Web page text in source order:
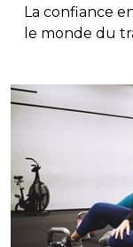
La confiance
le monde du